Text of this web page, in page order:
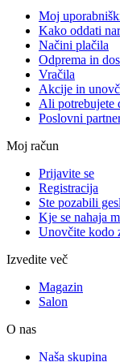
Moj
Kako oddati
Načini plačila
Odprema in
Vračila
Akcije in
Ali potrebujete
Poslovni
Moj račun
Prijavite se
Registracija
Ste pozabili
Kje se nahaja
Unovčite kodo
Izvedite več
Magazin
Salon
O nas
Naša skupina